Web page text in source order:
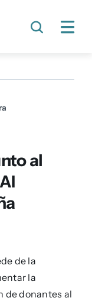
al
de la
la
de donantes al